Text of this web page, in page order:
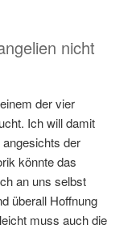
nicht
der vier
Ich will damit
der
könnte das
an uns selbst
überall Hoffnung
muss auch die